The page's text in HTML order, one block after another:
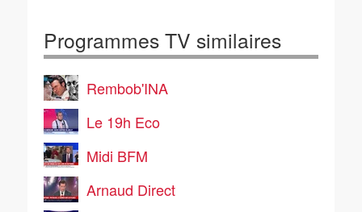
Programmes TV similaires
Rembob'INA
Le 19h Eco
Midi BFM
Arnaud Direct